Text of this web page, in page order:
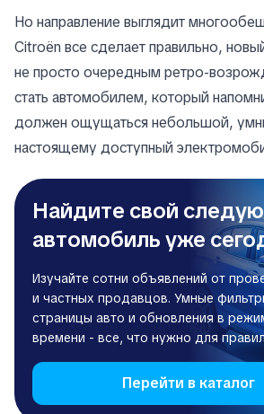
Но направление выглядит
Citroën все сделает правильно,
не просто очередным ретро-
стать автомобилем, который
должен ощущаться небольшой,
настоящему доступный
Найдите свой
автомобиль уже
Изучайте сотни объявлений от
и частных продавцов. Умные
страницы авто и обновления в
времени - все, что нужно для
Перейти в каталог